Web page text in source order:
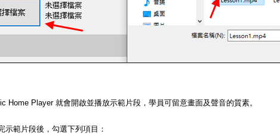
Home Player 就會開啟並播放示範片段，學員可留意畫面及聲音的質素。
示範片段後，勾選下列項目：